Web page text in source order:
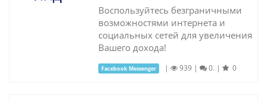
Воспользуйтесь безграничными
возможностями интернета и
социальных сетей для увеличения
Вашего дохода!
Facebook Messenger | 939 | 0. | 0